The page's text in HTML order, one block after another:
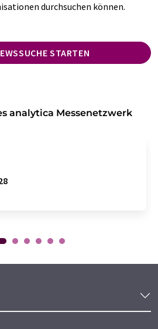
durchsuchen können.
STARTEN
analytica Messenetzwerk